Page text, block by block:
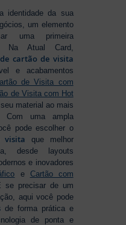
identidade da sua
um elemento
uma primeira
Na Atual Card,
cartão de visita
e acabamentos
de Visita com
de Visita com Hot
seu material ao mais
Com uma ampla
pode escolher o
visita que melhor
desde layouts
e inovadores
e Cartão com
se precisar de um
aqui você pode
de forma prática e
de ponta e